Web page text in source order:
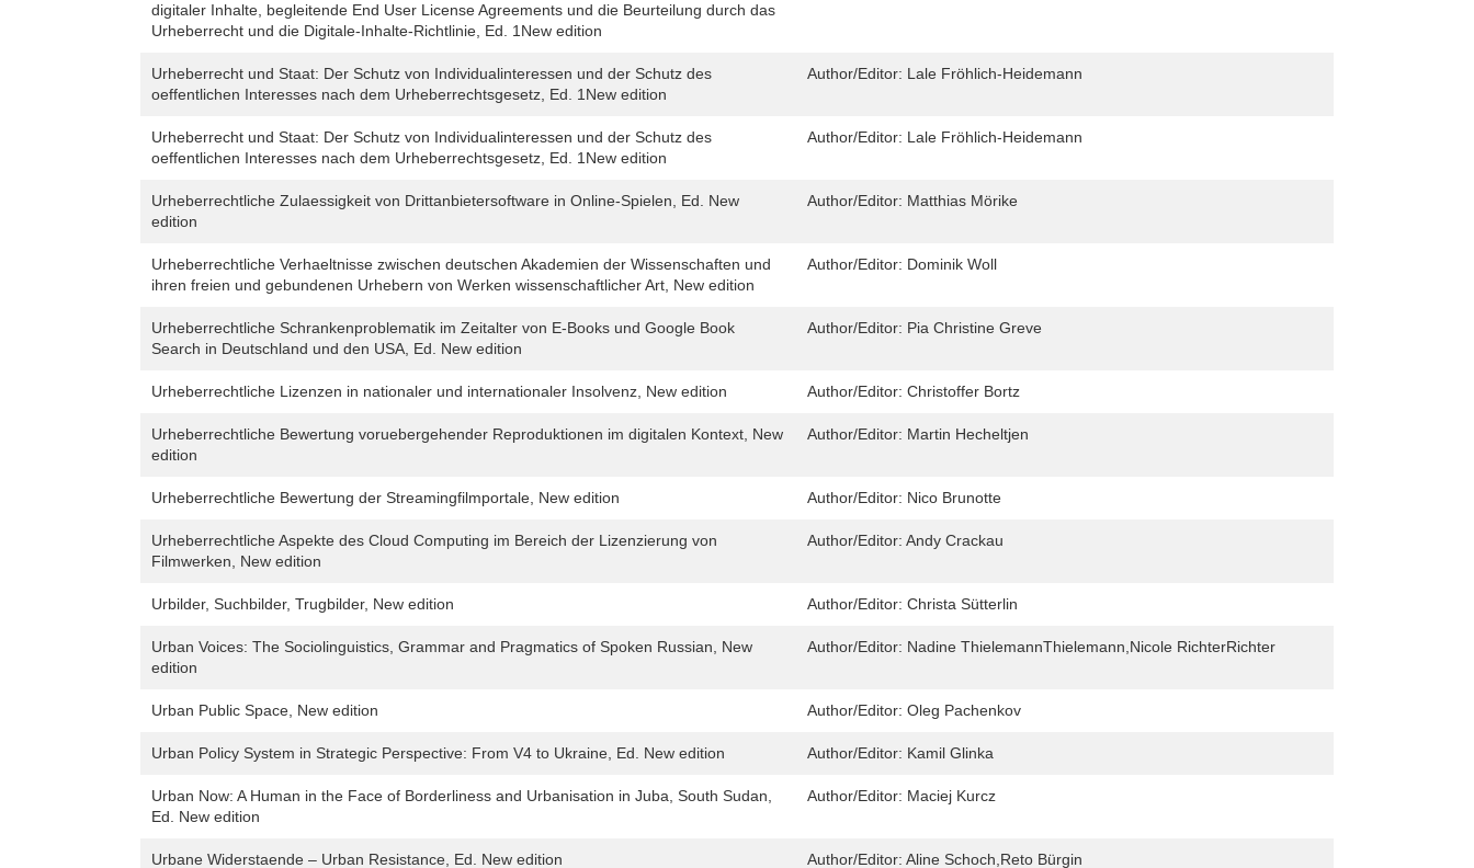
digitaler Inhalte, begleitende End User License Agreements und die Beurteilung durch das
Urheberrecht und die Digitale-Inhalte-Richtlinie, Ed. 1New edition
Urheberrecht und Staat: Der Schutz von Individualinteressen und der Schutz des
oeffentlichen Interesses nach dem Urheberrechtsgesetz, Ed. 1New edition
Author/Editor: Lale Fröhlich-Heidemann
Urheberrecht und Staat: Der Schutz von Individualinteressen und der Schutz des
oeffentlichen Interesses nach dem Urheberrechtsgesetz, Ed. 1New edition
Author/Editor: Lale Fröhlich-Heidemann
Urheberrechtliche Zulaessigkeit von Drittanbietersoftware in Online-Spielen, Ed. New
edition
Author/Editor: Matthias Mörike
Urheberrechtliche Verhaeltnisse zwischen deutschen Akademien der Wissenschaften und
ihren freien und gebundenen Urhebern von Werken wissenschaftlicher Art, New edition
Author/Editor: Dominik Woll
Urheberrechtliche Schrankenproblematik im Zeitalter von E-Books und Google Book
Search in Deutschland und den USA, Ed. New edition
Author/Editor: Pia Christine Greve
Urheberrechtliche Lizenzen in nationaler und internationaler Insolvenz, New edition Author/Editor: Christoffer Bortz
Urheberrechtliche Bewertung voruebergehender Reproduktionen im digitalen Kontext, New
edition
Author/Editor: Martin Hecheltjen
Urheberrechtliche Bewertung der Streamingfilmportale, New edition Author/Editor: Nico Brunotte
Urheberrechtliche Aspekte des Cloud Computing im Bereich der Lizenzierung von
Filmwerken, New edition
Author/Editor: Andy Crackau
Urbilder, Suchbilder, Trugbilder, New edition Author/Editor: Christa Sütterlin
Urban Voices: The Sociolinguistics, Grammar and Pragmatics of Spoken Russian, New
edition
Author/Editor: Nadine ThielemannThielemann,Nicole RichterRichter
Urban Public Space, New edition Author/Editor: Oleg Pachenkov
Urban Policy System in Strategic Perspective: From V4 to Ukraine, Ed. New edition Author/Editor: Kamil Glinka
Urban Now: A Human in the Face of Borderliness and Urbanisation in Juba, South Sudan,
Ed. New edition
Author/Editor: Maciej Kurcz
Urbane Widerstaende – Urban Resistance, Ed. New edition Author/Editor: Aline Schoch,Reto Bürgin